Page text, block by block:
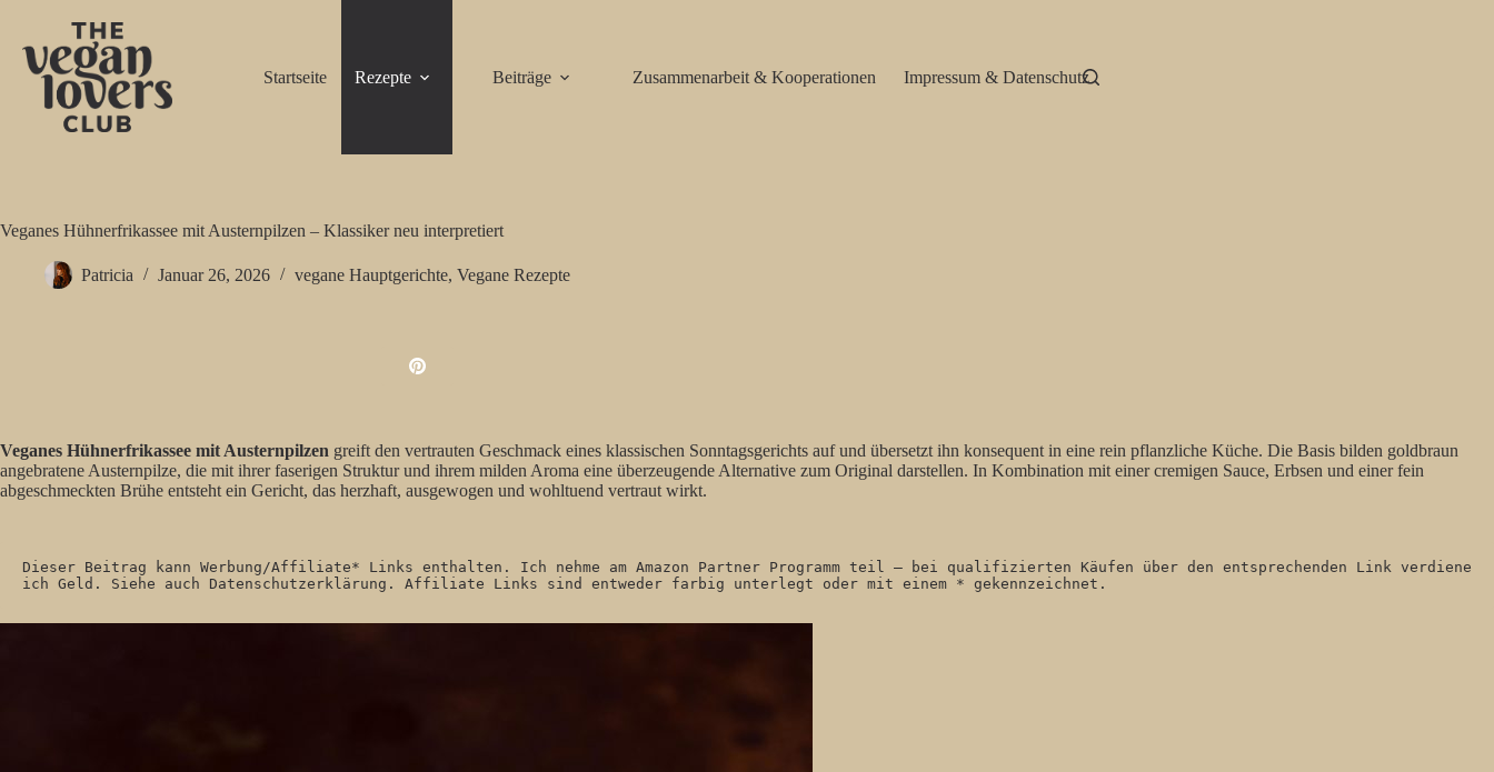
springen
Startseite
Rezepte Beiträge Zusammenarbeit & Kooperationen Impressum & Datenschutz
Veganes Hühnerfrikassee mit Austernpilzen – Klassiker neu interpretiert
Patricia Januar 26, 2026 vegane Hauptgerichte, Vegane Rezepte
Veganes Hühnerfrikassee mit Austernpilzen greift den vertrauten Geschmack eines klassischen Sonntagsgerichts auf und übersetzt ihn konsequent in eine rein pflanzliche Küche. Die Basis bilden goldbraun
angebratene Austernpilze, die mit ihrer faserigen Struktur und ihrem milden Aroma eine überzeugende Alternative zum Original darstellen. In Kombination mit einer cremigen Sauce, Erbsen und einer fein
abgeschmeckten Brühe entsteht ein Gericht, das herzhaft, ausgewogen und wohltuend vertraut wirkt.
Dieser Beitrag kann Werbung/Affiliate* Links enthalten. Ich nehme am Amazon Partner Programm teil – bei qualifizierten Käufen über den entsprechenden Link verdiene
ich Geld. Siehe auch Datenschutzerklärung. Affiliate Links sind entweder farbig unterlegt oder mit einem * gekennzeichnet.